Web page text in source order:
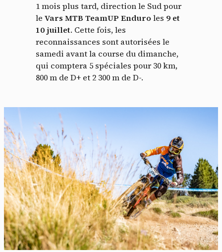
1 mois plus tard, direction le Sud pour
le Vars MTB TeamUP Enduro les 9 et
10 juillet. Cette fois, les
reconnaissances sont autorisées le
samedi avant la course du dimanche,
qui comptera 5 spéciales pour 30 km,
800 m de D+ et 2 300 m de D-.